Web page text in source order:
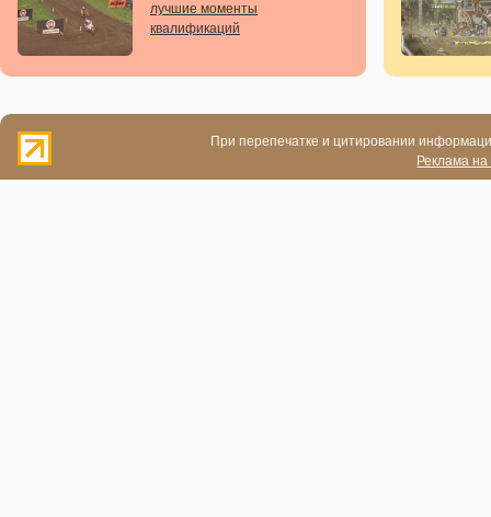
лучшие моменты
квалификаций
При перепечатке и цитировании
Реклама на